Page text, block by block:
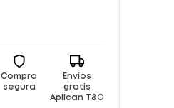
Compra
segura
Envíos
gratis
Aplican T&C